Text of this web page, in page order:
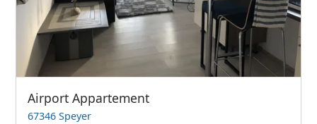
Airport Appartement
67346 Speyer